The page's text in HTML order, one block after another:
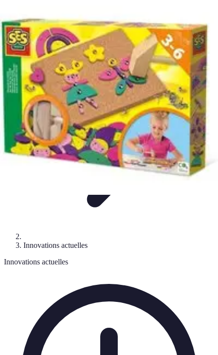
MobilitàGadgetTecnologia
Innovazione Oggi
Innovations actuelles
Innovations actuelles